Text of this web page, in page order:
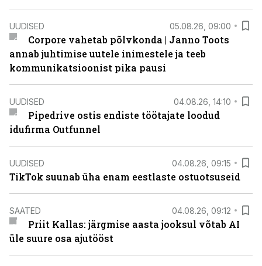
UUDISED 05.08.26, 09:00
Corpore vahetab põlvkonda | Janno Toots
annab juhtimise uutele inimestele ja teeb
kommunikatsioonist pika pausi
UUDISED 04.08.26, 14:10
Pipedrive ostis endiste töötajate loodud
idufirma Outfunnel
UUDISED 04.08.26, 09:15
TikTok suunab üha enam eestlaste ostuotsuseid
SAATED 04.08.26, 09:12
Priit Kallas: järgmise aasta jooksul võtab AI
üle suure osa ajutööst